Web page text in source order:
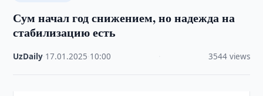
Сум начал год снижением, но надежда на
стабилизацию есть
UzDaily 17.01.2025 10:00 3544 views